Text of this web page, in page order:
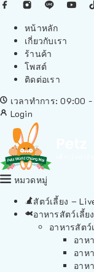
หน้าหลัก
เกี่ยวกับเรา
ร้านค้า
โพสต์
ติดต่อเรา
เวลาทำการ: 09:00
Login
หมวดหมู่
สัตว์เลี้ยง –
อาหารสัตว์เลี้ย
อาหารสัตว์
อาห
อาห
อาห